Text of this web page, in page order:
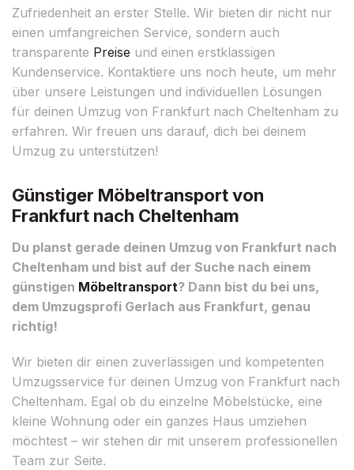
Zufriedenheit an erster Stelle. Wir bieten dir nicht nur
einen umfangreichen Service, sondern auch
transparente Preise und einen erstklassigen
Kundenservice. Kontaktiere uns noch heute, um mehr
über unsere Leistungen und individuellen Lösungen
für deinen Umzug von Frankfurt nach Cheltenham zu
erfahren. Wir freuen uns darauf, dich bei deinem
Umzug zu unterstützen!
Günstiger Möbeltransport von
Frankfurt nach Cheltenham
Du planst gerade deinen Umzug von Frankfurt nach
Cheltenham und bist auf der Suche nach einem
günstigen Möbeltransport? Dann bist du bei uns,
dem Umzugsprofi Gerlach aus Frankfurt, genau
richtig!
Wir bieten dir einen zuverlässigen und kompetenten
Umzugsservice für deinen Umzug von Frankfurt nach
Cheltenham. Egal ob du einzelne Möbelstücke, eine
kleine Wohnung oder ein ganzes Haus umziehen
möchtest – wir stehen dir mit unserem professionellen
Team zur Seite.